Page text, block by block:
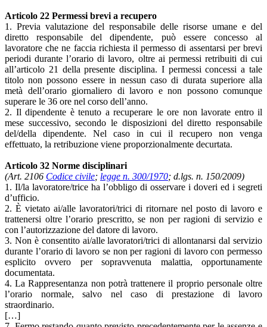
Articolo 22 Permessi brevi a recupero
1. Previa valutazione del responsabile delle risorse umane e del
diretto responsabile del dipendente, può essere concesso al
lavoratore che ne faccia richiesta il permesso di assentarsi per brevi
periodi durante l’orario di lavoro, oltre ai permessi retribuiti di cui
all’articolo 21 della presente disciplina. I permessi concessi a tale
titolo non possono essere in nessun caso di durata superiore alla
metà dell’orario giornaliero di lavoro e non possono comunque
superare le 36 ore nel corso dell’anno.
2. Il dipendente è tenuto a recuperare le ore non lavorate entro il
mese successivo, secondo le disposizioni del diretto responsabile
del/della dipendente. Nel caso in cui il recupero non venga
effettuato, la retribuzione viene proporzionalmente decurtata.
Articolo 32 Norme disciplinari
(Art. 2106 Codice civile; legge n. 300/1970; d.lgs. n. 150/2009)
1. Il/la lavoratore/trice ha l’obbligo di osservare i doveri ed i segreti
d’ufficio.
2. È vietato ai/alle lavoratori/trici di ritornare nel posto di lavoro e
trattenersi oltre l’orario prescritto, se non per ragioni di servizio e
con l’autorizzazione del datore di lavoro.
3. Non è consentito ai/alle lavoratori/trici di allontanarsi dal servizio
durante l’orario di lavoro se non per ragioni di lavoro con permesso
esplicito ovvero per sopravvenuta malattia, opportunamente
documentata.
4. La Rappresentanza non potrà trattenere il proprio personale oltre
l’orario normale, salvo nel caso di prestazione di lavoro
straordinario.
[…]